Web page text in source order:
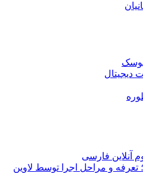
دیجیتال
آنلاین فارسی
و مراحل اجرا توسط لاوین